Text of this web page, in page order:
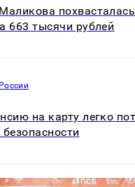
663 тысячи рублей
на карту легко